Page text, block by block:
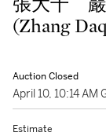
張大千 巖
(Zhang
Auction Closed
April 10, 10:14 AM
Estimate